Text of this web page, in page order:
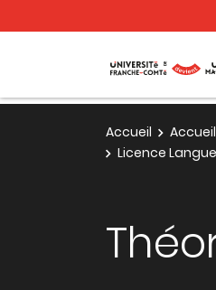
Accueil Accueil
Licence